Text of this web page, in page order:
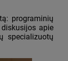
programinių
apie
specializuotų